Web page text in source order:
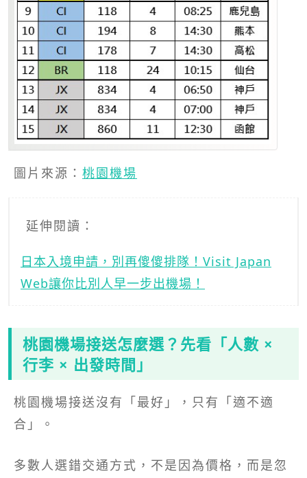
圖片來源： 桃園機場
延伸閱讀：
日本入境申請，別再傻傻排隊！Visit Japan
Web讓你比別人早一步出機場！
桃園機場接送怎麼選？先看「人數 ×
行李 × 出發時間」
桃園機場接送沒有「最好」，只有「適不適
合」。
多數人選錯交通方式，不是因為價格，而是忽